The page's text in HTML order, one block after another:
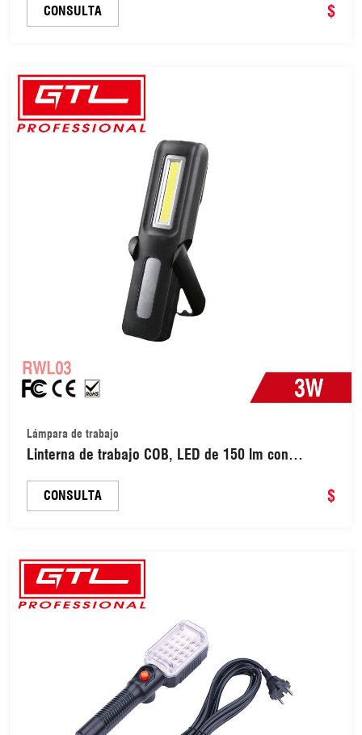
senderismo (OCA1003A)
CONSULTA $
Lámpara de trabajo
Linterna de trabajo COB, LED de 150 lm con
iluminación, recargable por USB, luz de inspección
antideslizante (RWL03)
CONSULTA $